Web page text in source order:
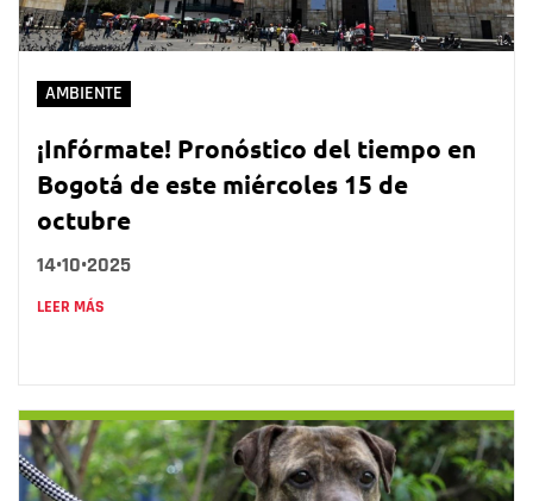
AMBIENTE
¡Infórmate! Pronóstico del tiempo en
Bogotá de este miércoles 15 de
octubre
14•10•2025
LEER MÁS